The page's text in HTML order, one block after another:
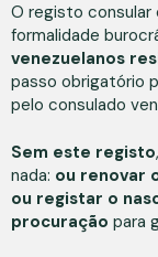
O registo consular
formalidade
venezuelanos
passo obrigatório
pelo consulado
Sem este registo
nada: ou renovar
ou registar o
procuração para